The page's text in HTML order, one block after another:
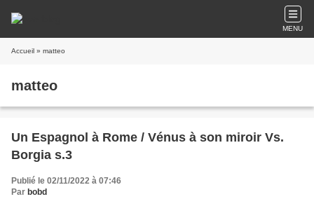
MENU
Accueil » matteo
matteo
Un Espagnol à Rome / Vénus à son miroir Vs.
Borgia s.3
Publié le 02/11/2022 à 07:46
Par bobd